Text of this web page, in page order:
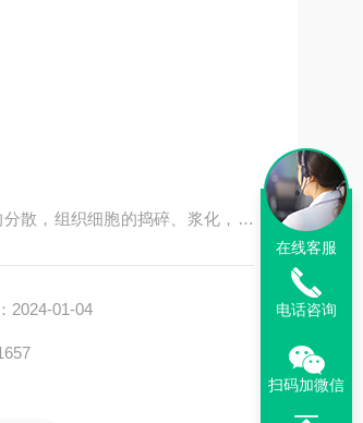
散，组织细胞的捣碎、浆化，是
2024-01-04
在线客服
电话咨询
扫码加微信